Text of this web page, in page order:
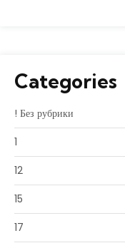
Categories
! Без рубрики
1
12
15
17